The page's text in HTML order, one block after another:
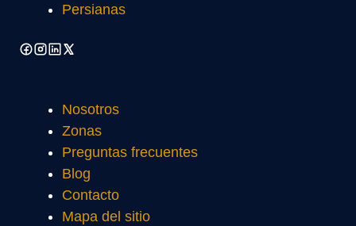
Persianas
Nosotros
Zonas
Preguntas frecuentes
Blog
Contacto
Mapa del sitio